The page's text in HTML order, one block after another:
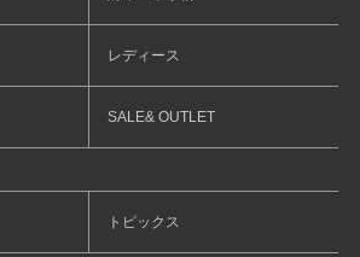
レディース
SALE& OUTLET
トピックス